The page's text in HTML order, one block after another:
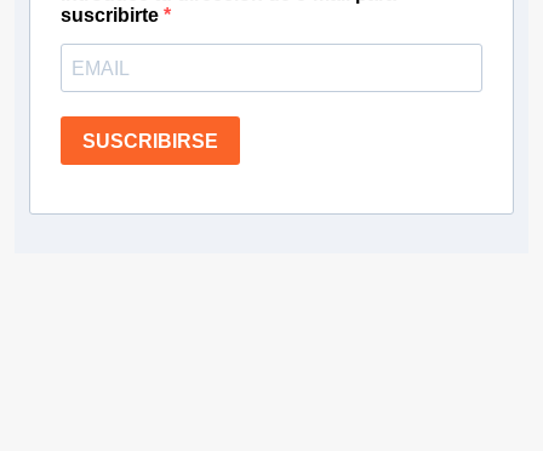
suscribirte
SUSCRIBIRSE